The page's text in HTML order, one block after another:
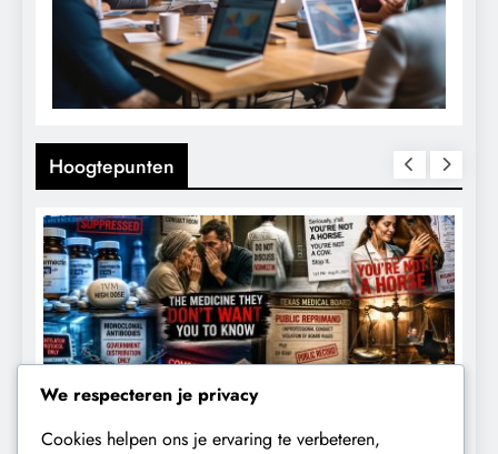
Hoogtepunten
CONTROLE GEOPOLITIEK
We respecteren je privacy
Cookies helpen ons je ervaring te verbeteren,